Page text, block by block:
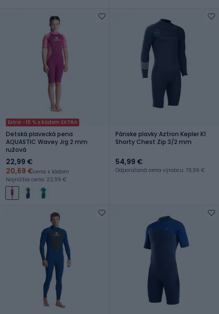
Extra -10 % s kódom EXTRA
Detská plavecká pena
AQUASTIC Wavey Jrg 2 mm
ružová
22,99 €
20,69 €cena s kódom
Najnižšia cena: 22,99 €
Pánske plavky Aztron Kepler K1
Shorty Chest Zip 3/2 mm
54,99 €
Odporúčaná cena výrobcu: 79,99 €